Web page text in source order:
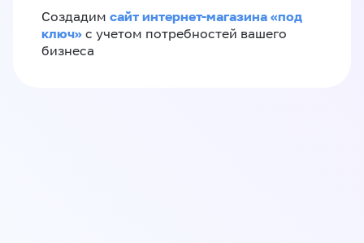
Создадим сайт интернет-магазина «под
ключ» с учетом потребностей вашего
бизнеса